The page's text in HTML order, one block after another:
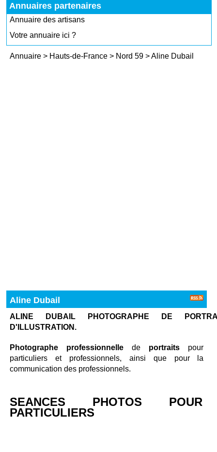
Annuaires partenaires
Annuaire des artisans
Votre annuaire ici ?
Annuaire > Hauts-de-France > Nord 59 >Aline Dubail
Aline Dubail
ALINE DUBAIL PHOTOGRAPHE DE
D'ILLUSTRATION.
P hotographe professionnelle de portraits pour
particuliers et professionnels, ainsi que pour la
communication des professionnels.
SEANCES PHOTOS
PARTICULIERS